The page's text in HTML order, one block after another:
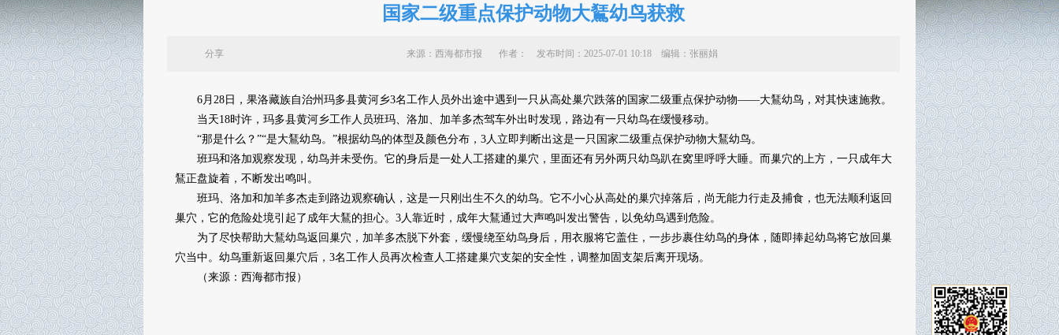
国家二级重点保护动物大鵟幼鸟获救
来源：西海都市报 作者： 发布时间：2025-07-01 10:18 编辑：张丽娟
分享
6月28日，果洛藏族自治州玛多县黄河乡3名工作人员外出途中遇到一只从高处巢穴跌落的国家二级重点保护动物——大鵟幼鸟，对其快速施救。
当天18时许，玛多县黄河乡工作人员班玛、洛加、加羊多杰驾车外出时发现，路边有一只幼鸟在缓慢移动。
“那是什么？”“是大鵟幼鸟。”根据幼鸟的体型及颜色分布，3人立即判断出这是一只国家二级重点保护动物大鵟幼鸟。
班玛和洛加观察发现，幼鸟并未受伤。它的身后是一处人工搭建的巢穴，里面还有另外两只幼鸟趴在窝里呼呼大睡。而巢穴的上方，一只成年大
鵟正盘旋着，不断发出鸣叫。
班玛、洛加和加羊多杰走到路边观察确认，这是一只刚出生不久的幼鸟。它不小心从高处的巢穴掉落后，尚无能力行走及捕食，也无法顺利返回
巢穴，它的危险处境引起了成年大鵟的担心。3人靠近时，成年大鵟通过大声鸣叫发出警告，以免幼鸟遇到危险。
为了尽快帮助大鵟幼鸟返回巢穴，加羊多杰脱下外套，缓慢绕至幼鸟身后，用衣服将它盖住，一步步裹住幼鸟的身体，随即捧起幼鸟将它放回巢
穴当中。幼鸟重新返回巢穴后，3名工作人员再次检查人工搭建巢穴支架的安全性，调整加固支架后离开现场。
（来源：西海都市报）